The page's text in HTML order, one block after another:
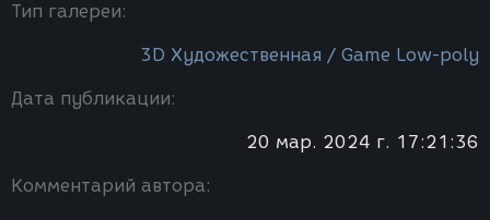
Тип галереи:
3D Художественная / Game Low-poly
Дата публикации:
20 мар. 2024 г. 17:21:36
Комментарий автора: